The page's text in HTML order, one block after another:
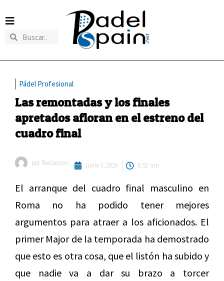
Pádel Profesional
Las remontadas y los finales
apretados afloran en el estreno del
cuadro final
por Redaccion junio 3, 2026 6:52 am
El arranque del cuadro final masculino en
Roma no ha podido tener mejores
argumentos para atraer a los aficionados. El
primer Major de la temporada ha demostrado
que esto es otra cosa, que el listón ha subido y
que nadie va a dar su brazo a torcer